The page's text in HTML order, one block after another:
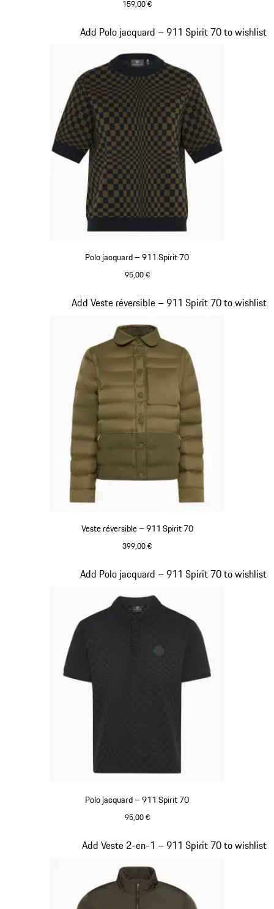
159,00 €
Polo jacquard – 911 Spirit 70
95,00 €
Add Polo jacquard – 911 Spirit 70 to wishlist
Diapositive 3 sur 20
Veste réversible – 911 Spirit 70
399,00 €
Add Veste réversible – 911 Spirit 70 to wishlist
Diapositive 4 sur 20
Polo jacquard – 911 Spirit 70
95,00 €
Add Polo jacquard – 911 Spirit 70 to wishlist
Diapositive 5 sur 20
Add Veste 2-en-1 – 911 Spirit 70 to wishlist
Diapositive 6 sur 20